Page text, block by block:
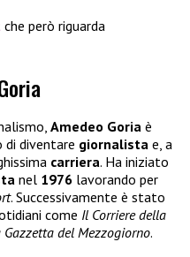
che però riguarda
Amedeo Goria è
di diventare giornalista e, a
carriera. Ha iniziato
nel 1976 lavorando per
. Successivamente è stato
come Il Corriere della
Gazzetta del Mezzogiorno.